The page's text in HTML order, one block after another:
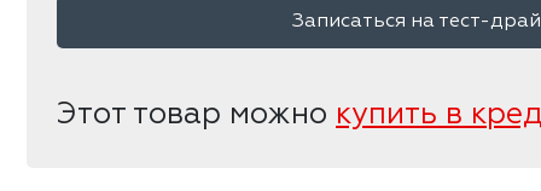
Записаться на тест-
Этот товар можно купить в